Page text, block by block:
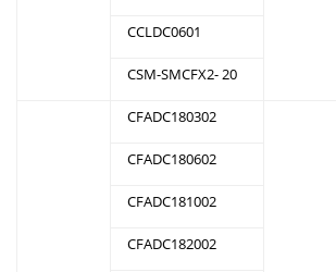
CCLDC0601
CSM-SMCFX2- 20
CFADC180302
CFADC180602
CFADC181002
CFADC182002